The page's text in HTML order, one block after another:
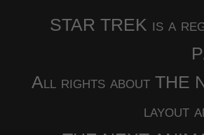
STAR TREK is a
All rights about THE
layout